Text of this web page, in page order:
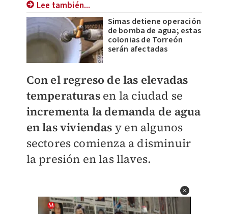
Lee también...
Simas detiene operación
de bomba de agua; estas
colonias de Torreón
serán afectadas
Con el regreso de las elevadas
temperaturasen la ciudad se
incrementa la demanda de agua
en las viviendas y en algunos
sectores comienza a disminuir
la presión en las llaves.